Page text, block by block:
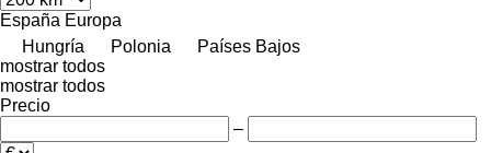
España Europa
Hungría
Polonia
Países Bajos
mostrar todos
mostrar todos
Precio
–